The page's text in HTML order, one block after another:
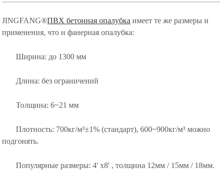
JINGFANG®ПВХ бетонная опалубка имеет те же размеры и
применения, что и фанерная опалубка:
Ширина: до 1300 мм
Длина: без ограничений
Толщина: 6~21 мм
Плотность: 700кг/м³±1% (стандарт), 600~900кг/м³ можно
подгонять.
Популярные размеры: 4' x8' , толщина 12мм / 15мм / 18мм.